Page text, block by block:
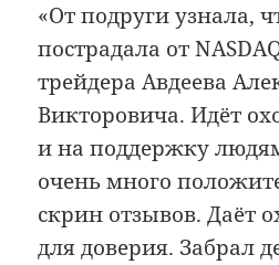
«От подруги узнала,
пострадала от
трейдера Авдеева
Викторовича. Идёт
и на поддержку
очень много
скрин отзывов. Даёт
для доверия. Забрал